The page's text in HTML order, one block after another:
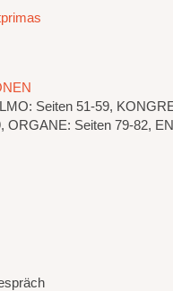
Seiten 51-59,
ORGANE: Seiten 79-82,